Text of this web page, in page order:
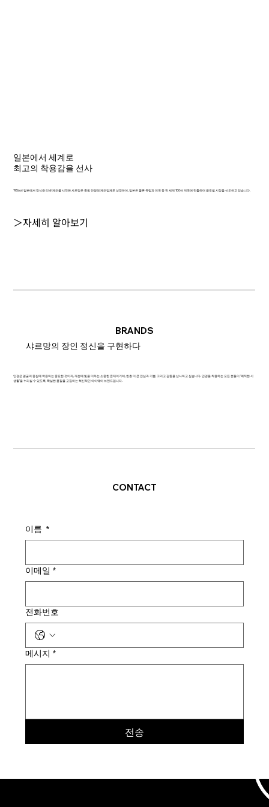
일본에서 세계로
최고의 착용감을 선사
1956년 일본에서 장식용 리벳 제조를 시작한 샤르망은 종합 안경테 제조업체로 성장하여, 일본은 물론 유럽과 미국 등 전 세계 100여 개국에 진출하며 글로벌 시장을 선도하고 있습니다.
＞자세히 알아보기
BRANDS
샤르망의 장인 정신을 구현하다
안경은 얼굴의 중심에 착용하는 중요한 것이자, 개성에 빛을 더하는 소중한 존재이기에, 한층 더 큰 안심과 기쁨, 그리고 감동을 선사하고 싶습니다. 안경을 착용하는 모든 분들이 '쾌적한 시
생활'을 누리실 수 있도록, 확실한 품질을 고집하는 혁신적인 아이웨어 브랜드입니다.
CONTACT
이름 *
이메일 *
전화번호
메시지 *
전송